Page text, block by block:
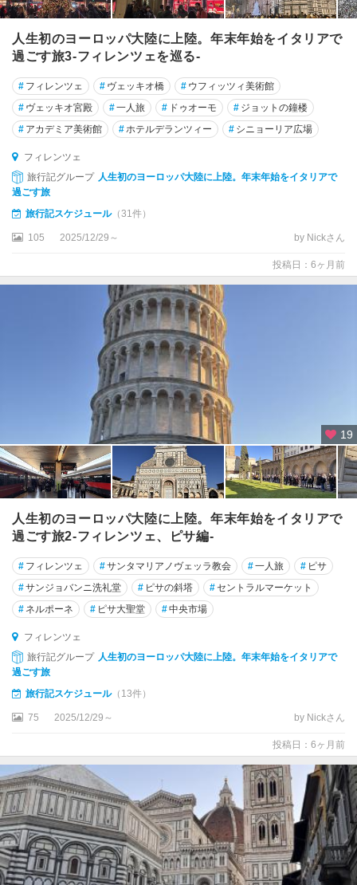
ー
ネ
グ
ビ
オ
グ
ラ
ダ
ー
グ
ィ
ア
グ
ー
ド
コ
ゼ
ン
ァ
コ
モ
コ
リ
ア
ー
ノ
・
カ
ラ
ブ
人生初のヨーロッパ大陸に上陸。年末年始をイタリアで
過ごす旅3-フィレンツェを巡る-
# フィレンツェ # ヴェッキオ橋 # ウフィッツィ美術館
# ヴェッキオ宮殿 #一人旅 # ドゥオーモ # ジョットの鐘楼
# アカデミア美術館 # ホテルデランツィー # シニョーリア広場
フィレンツェ
旅行記グループ 人生初のヨーロッパ大陸に上陸。年末年始をイタリアで
過ごす旅
旅行記スケジュール（31件）
105 2025/12/29～ by Nickさん
投稿日：6ヶ月前
19
人生初のヨーロッパ大陸に上陸。年末年始をイタリアで
過ごす旅2-フィレンツェ、ピサ編-
# フィレンツェ #サンタマリアノヴェッラ教会 #一人旅 # ピサ
#サンジョバンニ洗礼堂 # ピサの斜塔 #セントラルマーケット
# ネルポーネ # ピサ大聖堂 #中央市場
フィレンツェ
旅行記グループ 人生初のヨーロッパ大陸に上陸。年末年始をイタリアで
過ごす旅
旅行記スケジュール（13件）
75 2025/12/29～ by Nickさん
投稿日：6ヶ月前